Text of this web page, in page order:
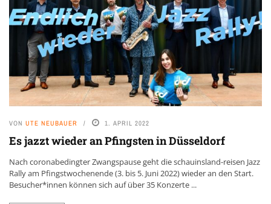
VON UTE NEUBAUER 1. APRIL 2022
Es jazzt wieder an Pfingsten in Düsseldorf
Nach coronabedingter Zwangspause geht die schauinsland-reisen Jazz
Rally am Pfingstwochenende (3. bis 5. Juni 2022) wieder an den Start.
Besucher*innen können sich auf über 35 Konzerte ...